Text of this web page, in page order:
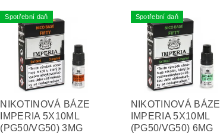
Spotřební daň
NIKOTINOVÁ BÁZE
IMPERIA 5X10ML
(PG50/VG50) 3MG
Spotřební daň
NIKOTINOVÁ BÁZE
IMPERIA 5X10ML
(PG50/VG50) 6MG